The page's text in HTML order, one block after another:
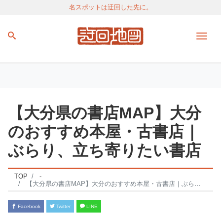
名スポットは迂回した先に。
【大分県の書店MAP】大分
のおすすめ本屋・古書店｜
ぶらり、立ち寄りたい書店
TOP
-
【大分県の書店MAP】大分のおすすめ本屋・古書店｜ぶらり、立ち寄りたい書店
Facebook Twitter LINE